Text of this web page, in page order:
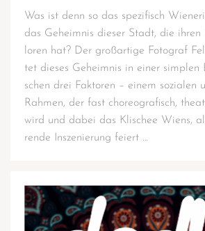
Was ist denn so das spe­zi­fisch
das Geheim­nis die­ser Stadt, die
lo­ren hat? Der groß­ar­ti­ge Foto­graf
tet die­ses Geheim­nis in einer simp­len
schen drei Fak­to­ren – einem sozia­len
Rah­men, der fast cho­reo­gra­fisch,
wird und dabei das Kli­schee Wiens,
ren­de Insze­nie­rung feiert …